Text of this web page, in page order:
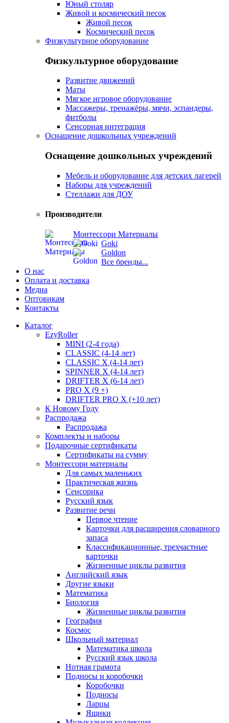
Юный столяр
Живой и космический песок
Живой песок
Космический песок
Физкультурное оборудование
Физкультурное оборудование
Развитие движений
Маты
Мягкое игровое оборудование
Массажеры, тренажёры, мячи, эспандеры,
фитболы
Сенсорная интеграция
Оснащение дошкольных учреждений
Оснащение дошкольных учреждений
Мебель и оборудование для детских лагерей
Наборы для учреждений
Стеллажи для ДОУ
Производители
Монтессори Материалы
Goki
Goldon
Все бренды...
О нас
Оплата и доставка
Медиа
Оптовикам
Контакты
Каталог
EzyRoller
MINI (2-4 года)
CLASSIC (4-14 лет)
CLASSIC X (4-14 лет)
SPINNER X (4-14 лет)
DRIFTER X (6-14 лет)
PRO X (9 +)
DRIFTER PRO X (+10 лет)
К Новому Году
Распродажа
Распродажа
Комплекты и наборы
Подарочные сертификаты
Сертификаты на сумму
Монтессори материалы
Для самых маленьких
Практическая жизнь
Сенсорика
Русский язык
Развитие речи
Первое чтение
Карточки для расширения словарного
запаса
Классификационные, трехчастные
карточки
Жизненные циклы развития
Английский язык
Другие языки
Математика
Биология
Жизненные циклы развития
География
Космос
Школьный материал
Математика школа
Русский язык школа
Нотная грамота
Подносы и коробочки
Коробочки
Подносы
Ларцы
Ящики